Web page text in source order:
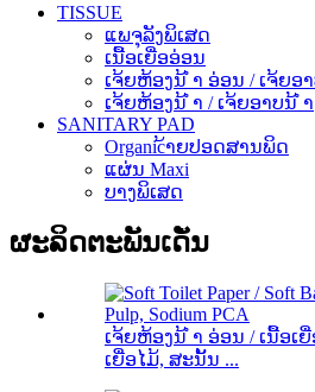
TISSUE
ແພຈຸລັງພິເສດ
ເນື້ອເຍື່ອອ່ອນ
ເຈ້ຍຫ້ອງນ້ ຳ ອ່ອນ / ເຈ້ຍອ
ເຈ້ຍຫ້ອງນ້ ຳ / ເຈ້ຍອາບນ້ ຳ
SANITARY PAD
Organic້າຍປອດສານພິດ
ແຜ່ນ Maxi
ບາງພິເສດ
ຜະລິດຕະພັນເດັ່ນ
ເຈ້ຍຫ້ອງນ້ ຳ ອ່ອນ / ເນື້ອເ
ເຍື່ອໄມ້, ສະນັ້ນ ...